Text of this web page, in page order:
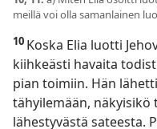
meillä voi olla samanlainen
10 Koska Elia luotti
kiihkeästi havaita
pian toimiin. Hän
tähyilemään, näkyisikö
lähestyvästä sateesta.